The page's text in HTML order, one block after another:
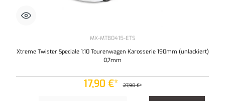
MX-MTB0415-ETS
Xtreme Twister Speciale 1:10 Tourenwagen Karosserie 190mm (unlackiert)
0,7mm
17,90 €* 27,90 €*